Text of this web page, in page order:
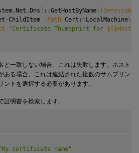
] ::GetHostByName (( $env :
ChildItem -Path Cert: \ LocalMachine\
"Certificate Thumbprint for $(
と一致しない場合、これは失敗します。ホスト
ある場合、これは連結された複数のサムプリン
ントを選択する必要があります。
明書を検索します。
certificate name"